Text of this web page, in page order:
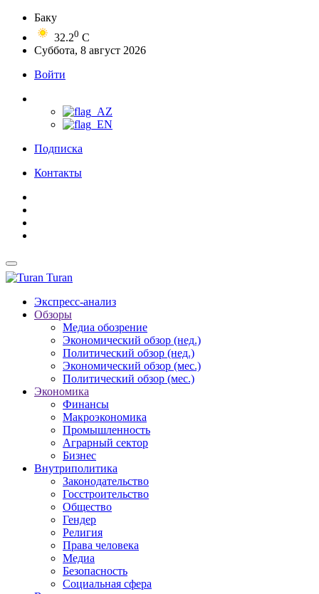
Баку
32.20 C
Суббота, 8 август 2026
Войти
Подписка
Контакты
Turan
Экспресс-анализ
Обзоры
Медиа обозрение
Экономический обзор (нед.)
Политический обзор (нед.)
Экономический обзор (мес.)
Политический обзор (мес.)
Экономика
Финансы
Макроэкономика
Промышленность
Аграрный сектор
Бизнес
Внутриполитика
Законодательство
Госстроительство
Общество
Гендер
Религия
Права человека
Медиа
Безопасность
Социальная сфера